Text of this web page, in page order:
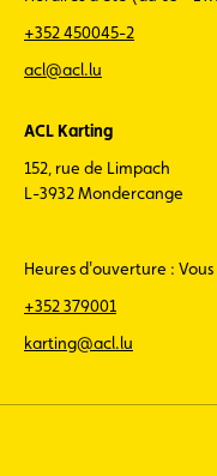
+352 450045-2
acl@acl.lu
ACL Karting
152, rue de Limpach
L-3932 Mondercange
Heures d'ouverture :
+352 379001
karting@acl.lu